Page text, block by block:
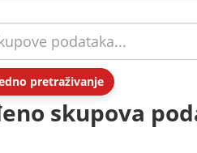
pretraživanje
skupova